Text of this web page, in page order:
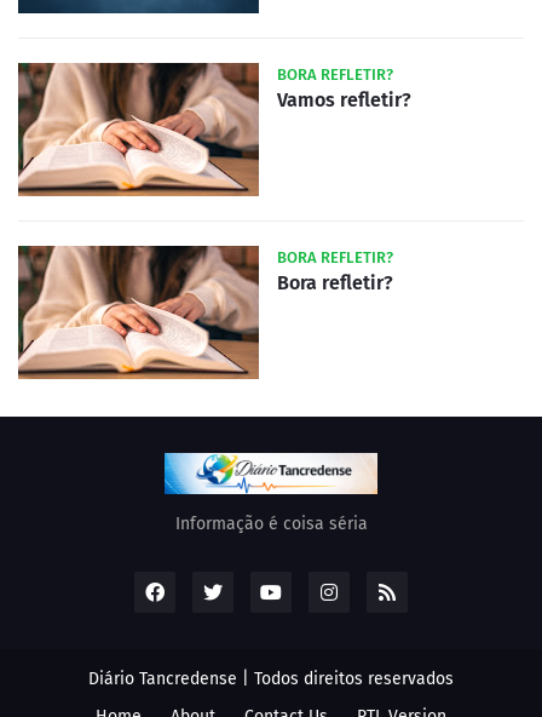
BORA REFLETIR?
Vamos refletir?
BORA REFLETIR?
Bora refletir?
Informação é coisa séria
Diário Tancredense | Todos direitos reservados